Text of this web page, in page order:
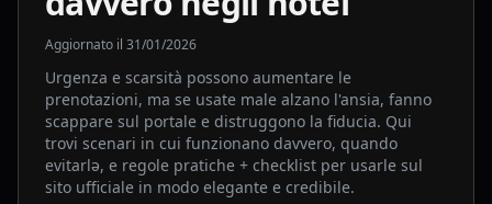
Aggiornato il 31/01/2026
Urgenza e scarsità possono aumentare le
prenotazioni, ma se usate male alzano l'ansia, fanno
scappare sul portale e distruggono la fiducia. Qui
trovi scenari in cui funzionano davvero, quando
evitarlə, e regole pratiche + checklist per usarle sul
sito ufficiale in modo elegante e credibile.